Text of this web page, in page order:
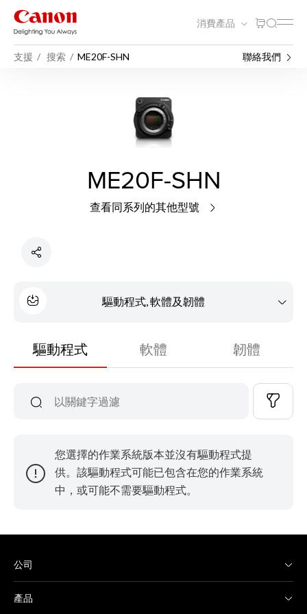
消費產品
支援 搜索 ME20F-SHN 聯絡我們
ME20F-SHN
查看同系列的其他型號
驅動程式, 軟體及韌體
驅動程式 軟體 韌體
您選擇的作業系統版本並沒有驅動程式提
供。該驅動程式可能已包含在您的作業系統
中，或可能不需要驅動程式。
公司
產品